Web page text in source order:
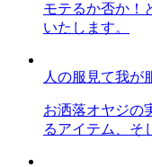
モテるか否か！
いたします。
人の服見て我が
お洒落オヤジの
るアイテム、そ